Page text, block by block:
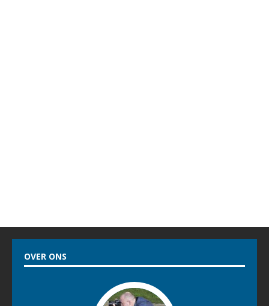
OVER ONS